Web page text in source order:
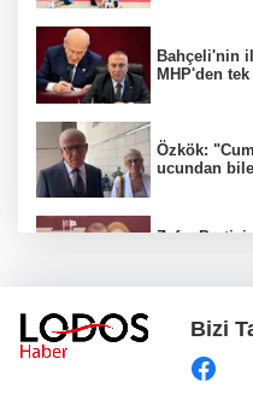
Bahçeli'nin
MHP'den
Özkök:
ucundan
Zafer Partisi
Müsavat
Bizi